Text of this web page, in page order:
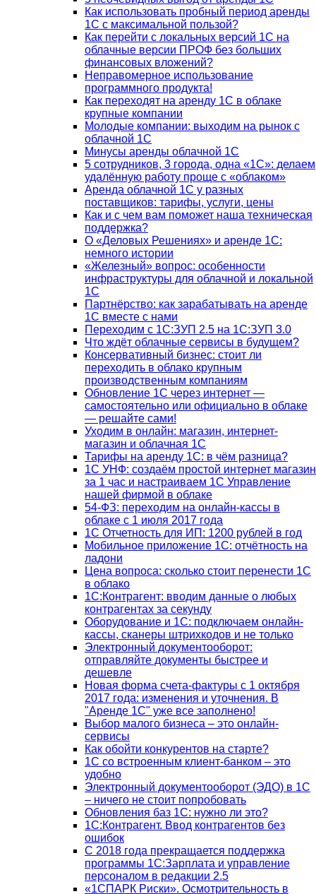
Как использовать пробный период аренды
1С с максимальной пользой?
Как перейти с локальных версий 1С на
облачные версии ПРОФ без больших
финансовых вложений?
Неправомерное использование
программного продукта!
Как переходят на аренду 1С в облаке
крупные компании
Молодые компании: выходим на рынок с
облачной 1С
Минусы аренды облачной 1С
5 сотрудников, 3 города, одна «1С»: делаем
удалённую работу проще с «облаком»
Аренда облачной 1С у разных
поставщиков: тарифы, услуги, цены
Как и с чем вам поможет наша техническая
поддержка?
О «Деловых Решениях» и аренде 1С:
немного истории
«Железный» вопрос: особенности
инфраструктуры для облачной и локальной
1С
Партнёрство: как зарабатывать на аренде
1С вместе с нами
Переходим с 1С:ЗУП 2.5 на 1С:ЗУП 3.0
Что ждёт облачные сервисы в будущем?
Консервативный бизнес: стоит ли
переходить в облако крупным
производственным компаниям
Обновление 1С через интернет —
самостоятельно или официально в облаке
— решайте сами!
Уходим в онлайн: магазин, интернет-
магазин и облачная 1С
Тарифы на аренду 1С: в чём разница?
1С УНФ: создаём простой интернет магазин
за 1 час и настраиваем 1С Управление
нашей фирмой в облаке
54-ФЗ: переходим на онлайн-кассы в
облаке с 1 июля 2017 года
1С Отчетность для ИП: 1200 рублей в год
Мобильное приложение 1С: отчётность на
ладони
Цена вопроса: сколько стоит перенести 1С
в облако
1С:Контрагент: вводим данные о любых
контрагентах за секунду
Оборудование и 1С: подключаем онлайн-
кассы, сканеры штрихкодов и не только
Электронный документооборот:
отправляйте документы быстрее и
дешевле
Новая форма счета-фактуры с 1 октября
2017 года: изменения и уточнения. В
"Аренде 1С" уже все заполнено!
Выбор малого бизнеса – это онлайн-
сервисы
Как обойти конкурентов на старте?
1C со встроенным клиент-банком – это
удобно
Электронный документооборот (ЭДО) в 1С
– ничего не стоит попробовать
Обновления баз 1С: нужно ли это?
1С:Контрагент. Ввод контрагентов без
ошибок
С 2018 года прекращается поддержка
программы 1С:Зарплата и управление
персоналом в редакции 2.5
«1СПАРК Риски». Осмотрительность в